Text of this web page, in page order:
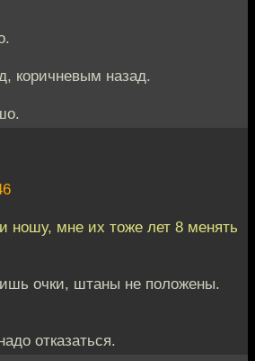
коричневым назад.
ношу, мне их тоже лет 8 менять
очки, штаны не положены.
отказаться.